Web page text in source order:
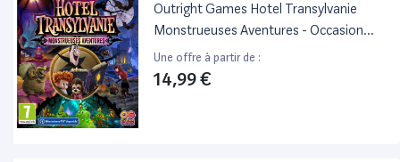
Outright Games Hotel Transylvanie
Monstrueuses Aventures - Occasion
PS4
Une offre à partir de :
14,99 €